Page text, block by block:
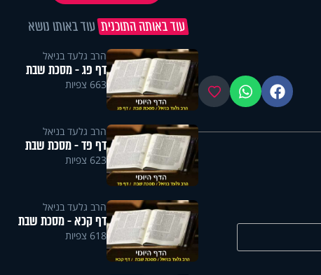
פייסבוקווטסאפ מועדפים
עוד באותה התוכנית עוד באותו נושא
הרב גלעד בניאל
דף פג - מסכת שבת
663 צפיות
הרב גלעד בניאל
דף פד - מסכת שבת
623 צפיות
הרב גלעד בניאל
דף קכא - מסכת שבת
618 צפיות